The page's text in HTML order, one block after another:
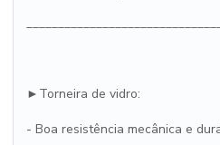
►Torneira de vidro:
- Boa resistência mecânica e